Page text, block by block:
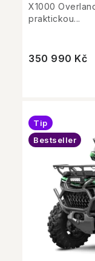
350 990 Kč
X1000
praktickou...
Tip
Bestseller